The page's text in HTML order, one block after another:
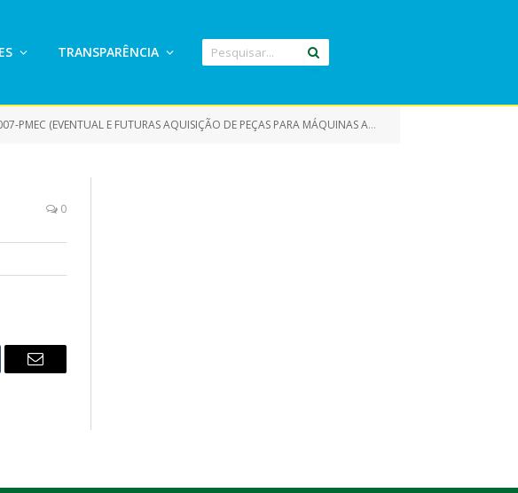
TRANSPARÊNCIA
AGRÍCOLAS/IMPLEMENTOS E MÁQUINAS PESADAS PARA ATENDER AS NECESSIDADES DA FROTA DE MÁQUINAS PRÓPRIAS DA PREFEITURA MUNICIPAL DE ELDORADO DO CARAJÁS/PA, E SUAS RESPECTIVAS SECRETARIAS)
0
E-